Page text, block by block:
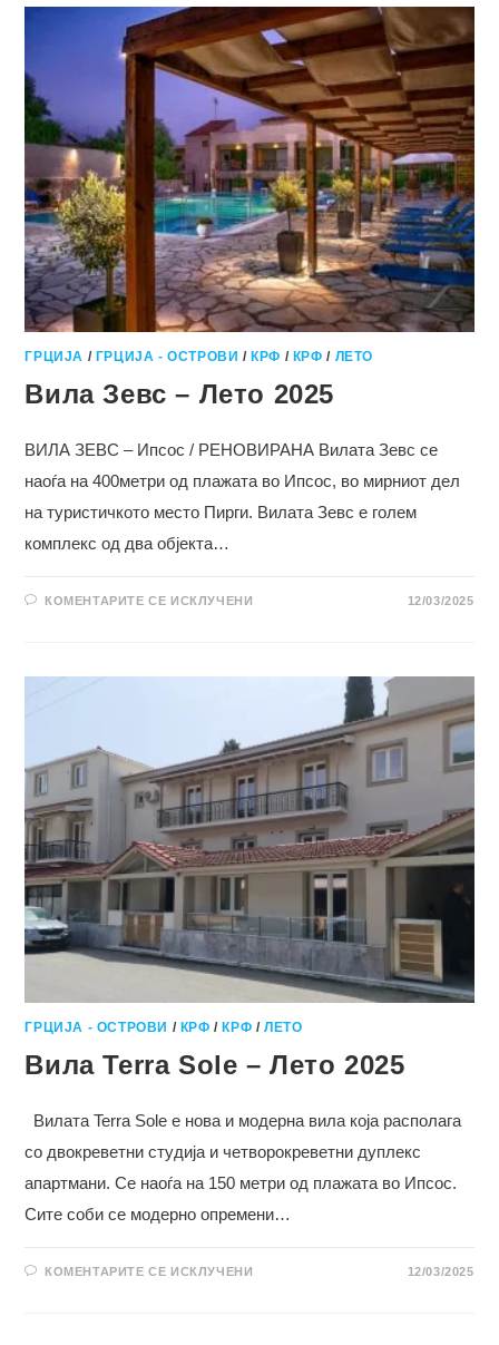
2026
ГРЦИЈА / ГРЦИЈА - ОСТРОВИ / КРФ / КРФ / ЛЕТО
Вила Зевс – Лето 2025
ВИЛА ЗЕВС – Ипсос / РЕНОВИРАНА Вилата Зевс се
наоѓа на 400метри од плажата во Ипсос, во мирниот дел
на туристичкото место Пирги. Вилата Зевс е голем
комплекс од два објекта…
КОМЕНТАРИТЕ СЕ ИСКЛУЧЕНИ
2025
12/03/2025
ГРЦИЈА - ОСТРОВИ / КРФ /КРФ /ЛЕТО
Вила Terra Sole – Лето 2025
Вилата Terra Sole е нова и модерна вила која располага
со двокреветни студија и четворокреветни дуплекс
апартмани. Се наоѓа на 150 метри од плажата во Ипсос.
Сите соби се модерно опремени…
КОМЕНТАРИТЕ СЕ ИСКЛУЧЕНИ 12/03/2025